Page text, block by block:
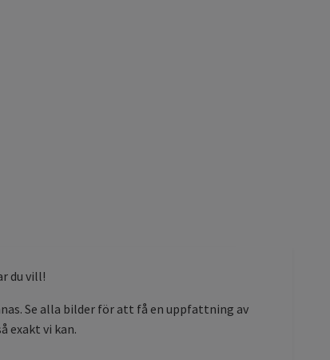
du vill!
Se alla bilder för att få en uppfattning av
exakt vi kan.